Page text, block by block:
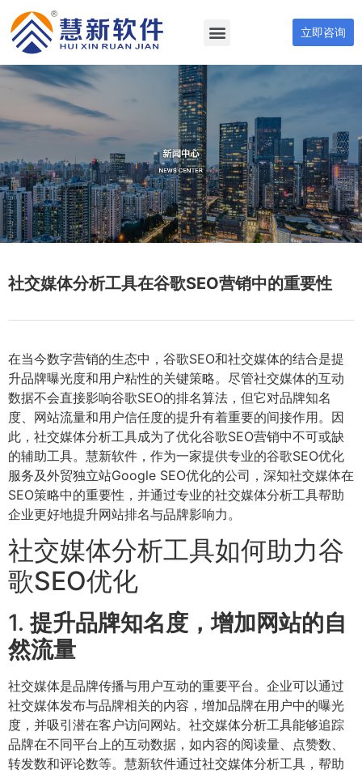
立即咨询
社交媒体分析工具在谷歌SEO营销中的重要性
在当今数字营销的生态中，谷歌SEO和社交媒体的结合是提
升品牌曝光度和用户粘性的关键策略。尽管社交媒体的互动
数据不会直接影响谷歌SEO的排名算法，但它对品牌知名
度、网站流量和用户信任度的提升有着重要的间接作用。因
此，社交媒体分析工具成为了优化谷歌SEO营销中不可或缺
的辅助工具。慧新软件，作为一家提供专业的谷歌SEO优化
服务及外贸独立站Google SEO优化的公司，深知社交媒体在
SEO策略中的重要性，并通过专业的社交媒体分析工具帮助
企业更好地提升网站排名与品牌影响力。
社交媒体分析工具如何助力谷
歌SEO优化
1.提升品牌知名度，增加网站的自
然流量
社交媒体是品牌传播与用户互动的重要平台。企业可以通过
社交媒体发布与品牌相关的内容，增加品牌在用户中的曝光
度，并吸引潜在客户访问网站。社交媒体分析工具能够追踪
品牌在不同平台上的互动数据，如内容的阅读量、点赞数、
转发数和评论数等。慧新软件通过社交媒体分析工具，帮助